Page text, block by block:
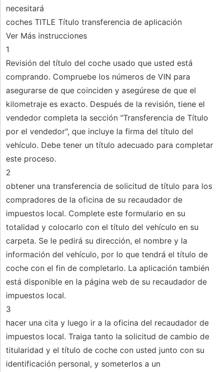
necesitará
coches TITLE Título transferencia de aplicación
Ver Más instrucciones
1
Revisión del título del coche usado que usted está
comprando. Compruebe los números de VIN para
asegurarse de que coinciden y asegúrese de que el
kilometraje es exacto. Después de la revisión, tiene el
vendedor completa la sección "Transferencia de Título
por el vendedor", que incluye la firma del título del
vehículo. Debe tener un título adecuado para completar
este proceso.
2
obtener una transferencia de solicitud de título para los
compradores de la oficina de su recaudador de
impuestos local. Complete este formulario en su
totalidad y colocarlo con el título del vehículo en su
carpeta. Se le pedirá su dirección, el nombre y la
información del vehículo, por lo que tendrá el título de
coche con el fin de completarlo. La aplicación también
está disponible en la página web de su recaudador de
impuestos local.
3
hacer una cita y luego ir a la oficina del recaudador de
impuestos local. Traiga tanto la solicitud de cambio de
titularidad y el título de coche con usted junto con su
identificación personal, y someterlos a un